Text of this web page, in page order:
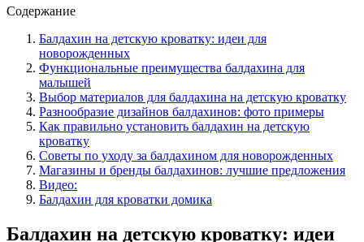
Содержание
Балдахин на детскую кроватку: идеи для
новорожденных
Функциональные преимущества балдахина для
малышей
Выбор материалов для балдахина на детскую кроватку
Разнообразие дизайнов балдахинов: фото примеры
Как правильно установить балдахин на детскую
кроватку
Советы по уходу за балдахином для новорожденных
Магазины и бренды балдахинов: лучшие предложения
Видео:
Балдахин для кроватки домика
Балдахин на детскую кроватку: идеи